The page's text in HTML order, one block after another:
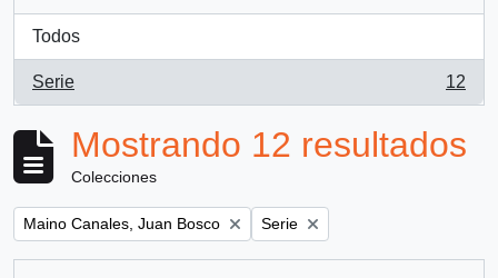
Todos
Serie
, 12 resultados
12
Mostrando 12 resultados
Colecciones
Remove filter:
Maino Canales, Juan Bosco Remove filter:
Serie